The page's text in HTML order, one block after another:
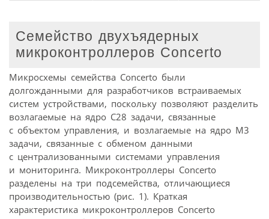
Семейство двухъядерных
микроконтроллеров Concerto
Микросхемы семейства Concerto были
долгожданными для разработчиков встраиваемых
систем устройствами, поскольку позволяют разделить
возлагаемые на ядро C28 задачи, связанные
с объектом управления, и возлагаемые на ядро M3
задачи, связанные с обменом данными
с централизованными системами управления
и мониторинга. Микроконтроллеры Concerto
разделены на три подсемейства, отличающиеся
производительностью (рис. 1). Краткая
характеристика микроконтроллеров Concerto